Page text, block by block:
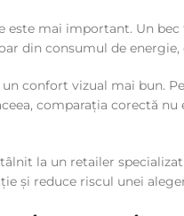
mai important. Un
din consumul de
confort vizual mai bun.
comparația corectă
la un retailer
și reduce riscul unei